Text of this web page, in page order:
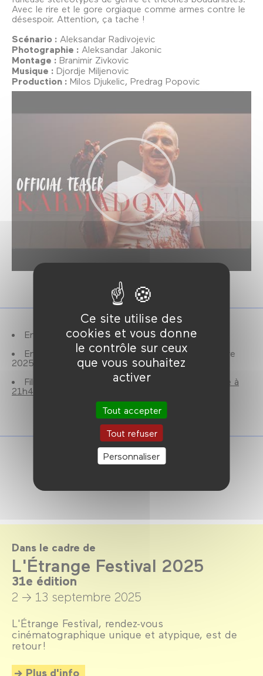
Ce site utilise des
cookies et vous donne
le contrôle sur ceux
que vous souhaitez
activer
Tout accepter
Tout refuser
Personnaliser
Avec le rire et le gore orgiaque comme armes contre le
désespoir. Attention, ça tache !
Scénario : Aleksandar Radivojevic
Photographie : Aleksandar Jakonic
Montage : Branimir Zivkovic
Musique : Djordje Miljenovic
Production : Milos Djukelic, Predrag Popovic
En présence du réalisateur.
En compétition pour le Grand Prix Nouveau Genre
2025.
Film également programmé le
jeudi 11 septembre à
21h45
Dans le cadre de
L'Étrange Festival 2025
31e édition
2 → 13 septembre 2025
L'Étrange Festival, rendez-vous
cinématographique unique et atypique, est de
retour !
Plus d'info